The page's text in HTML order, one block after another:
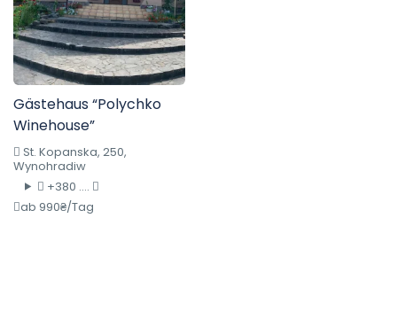
Gästehaus “Polychko
Winehouse”
St. Kopanska, 250,
Wynohradiw
+380 ....
ab 990₴/Tag